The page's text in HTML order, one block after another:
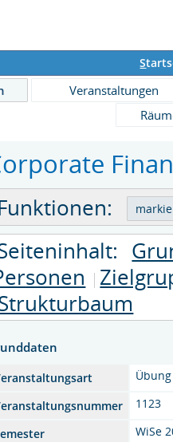
S
Veranstaltungen
Übung
1123
WiSe